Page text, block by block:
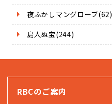
夜ふかしマングローブ(62)
島人ぬ宝(244)
RBCのご案内